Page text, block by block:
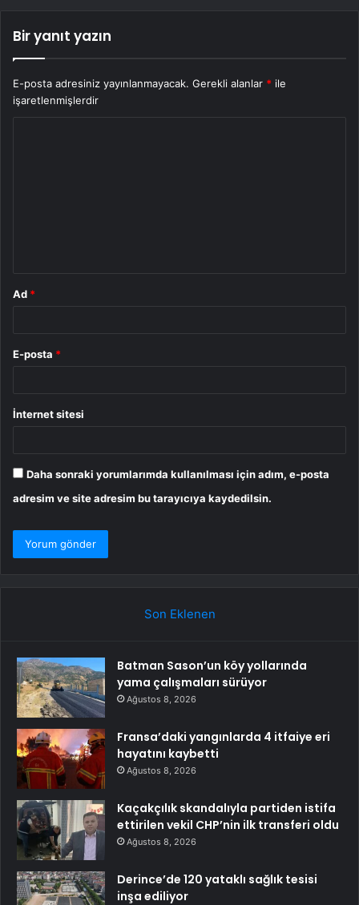
Bir yanıt yazın
E-posta adresiniz yayınlanmayacak. Gerekli alanlar * ile
işaretlenmişlerdir
Ad *
E-posta *
İnternet sitesi
Daha sonraki yorumlarımda kullanılması için adım, e-posta
adresim ve site adresim bu tarayıcıya kaydedilsin.
Son Eklenen
Batman Sason’un köy yollarında
yama çalışmaları sürüyor
Ağustos 8, 2026
Fransa’daki yangınlarda 4 itfaiye eri
hayatını kaybetti
Ağustos 8, 2026
Kaçakçılık skandalıyla partiden istifa
ettirilen vekil CHP’nin ilk transferi oldu
Ağustos 8, 2026
Derince’de 120 yataklı sağlık tesisi
inşa ediliyor